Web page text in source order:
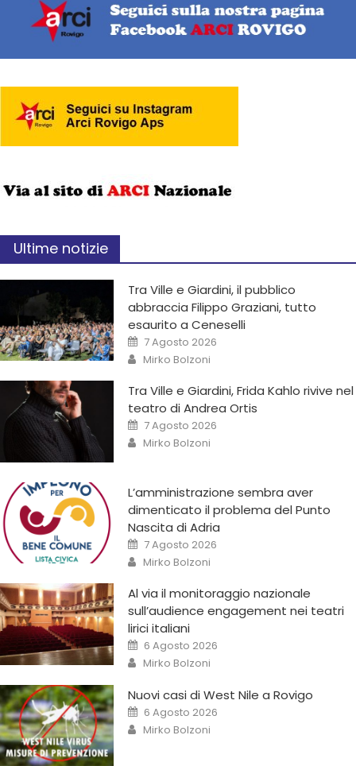
Ultime notizie
Tra Ville e Giardini, il pubblico
abbraccia Filippo Graziani, tutto
esaurito a Ceneselli
7 Agosto 2026
Mirko Bolzoni
Tra Ville e Giardini, Frida Kahlo rivive nel
teatro di Andrea Ortis
7 Agosto 2026
Mirko Bolzoni
L’amministrazione sembra aver
dimenticato il problema del Punto
Nascita di Adria
7 Agosto 2026
Mirko Bolzoni
Al via il monitoraggio nazionale
sull’audience engagement nei teatri
lirici italiani
6 Agosto 2026
Mirko Bolzoni
Nuovi casi di West Nile a Rovigo
6 Agosto 2026
Mirko Bolzoni